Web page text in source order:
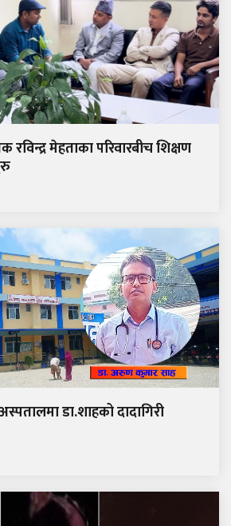
मेहताका परिवारबीच शिक्षण
डा.शाहको दादागिरी